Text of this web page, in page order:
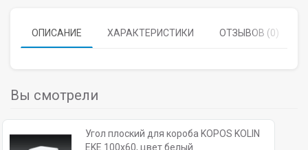
ОПИСАНИЕ ХАРАКТЕРИСТИКИ ОТЗЫВОВ (0)
Вы смотрели
Угол плоский для короба KOPOS KOLIN
EKE 100х60, цвет белый